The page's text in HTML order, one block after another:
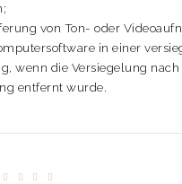
von Ton- oder
in einer
wenn die Versiegelung nach
entfernt wurde.